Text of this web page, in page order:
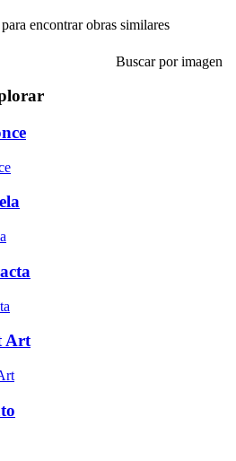
encontrar obras similares
Buscar por imagen
Art